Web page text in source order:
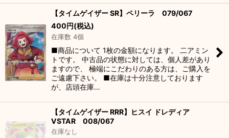
【タイムゲイザー SR】ペリーラ 079/067
400円(税込)
在庫数 4個
■商品について 1枚の金額になります。 二アミン
トです。 中古品の状態に対しては、個人差があり
ますので、 極端にこだわりのある方は、ご購入を
ご遠慮下さい。 ■在庫は十分注意しております
が、店頭在庫…
【タイムゲイザー RRR】ヒスイ ドレディア
VSTAR 008/067
在庫なし